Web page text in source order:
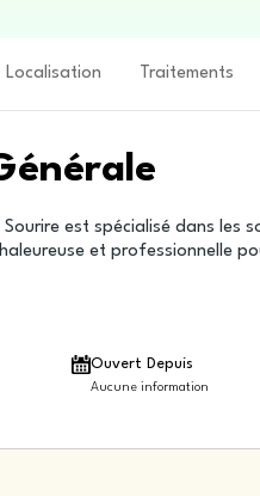
Localisation Traitements
est spécialisé dans les
et professionnelle
Ouvert Depuis
Aucune information